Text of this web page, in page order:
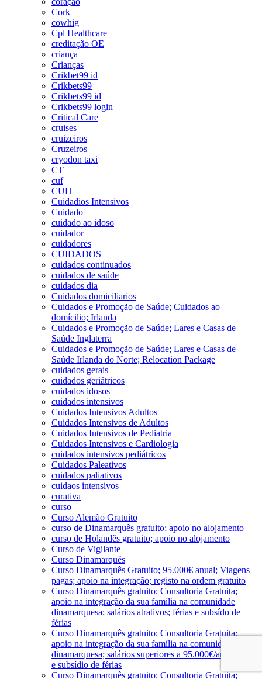
Cork
cowhig
Cpl Healthcare
creditação OE
criança
Crianças
Crikbet99 id
Crikbets99
Crikbets99 id
Crikbets99 login
Critical Care
cruises
cruizeiros
Cruzeiros
cryodon taxi
CT
cuf
CUH
Cuidadios Intensivos
Cuidado
cuidado ao idoso
cuidador
cuidadores
CUIDADOS
cuidados continuados
cuidados de saúde
cuidados dia
Cuidados domiciliarios
Cuidados e Promoção de Saúde; Cuidados ao
domícilio; Irlanda
Cuidados e Promoção de Saúde; Lares e Casas de
Saúde Inglaterra
Cuidados e Promoção de Saúde; Lares e Casas de
Saúde Irlanda do Norte; Relocation Package
cuidados gerais
cuidados geriátricos
cuidados idosos
cuidados intensivos
Cuidados Intensivos Adultos
Cuidados Intensivos de Adultos
Cuidados Intensivos de Pediatria
Cuidados Intensivos e Cardiologia
cuidados intensivos pediátricos
Cuidados Paleativos
cuidados paliativos
cuidaos intensivos
curativa
curso
Curso Alemão Gratuito
curso de Dinamarquês gratuito; apoio no alojamento
curso de Holandês gratuito; apoio no alojamento
Curso de Vigilante
Curso Dinamarquês
Curso Dinamarquês Gratuito; 95.000€ anual; Viagens
pagas; apoio na integração; registo na ordem gratuito
Curso Dinamarquês gratuito; Consultoria Gratuita;
apoio na integração da sua família na comunidade
dinamarquesa; salários atrativos; férias e subsído de
férias
Curso Dinamarquês gratuito; Consultoria Gratuita;
apoio na integração da sua família na comunidade
dinamarquesa; salários superiores a 95.000€/ano; férias
e subsídio de férias
Curso Dinamarquês gratuito; Consultoria Gratuita;